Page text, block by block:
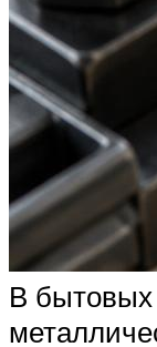
В бытовых